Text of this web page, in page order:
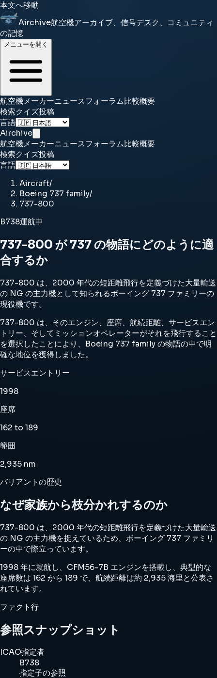
本文へ移動
Airchive航空機アーカイブ、信号デスク、コミュニティ
の記憶
メニューを開く
航空機メーカーニュースフォーラム比較概要
検索クイズ投稿
言語
Airchive
航空機メーカーニュースフォーラム比較概要
検索クイズ投稿
言語
Aircraft/
Boeing 737 family/
737-800
B738運航中
737-800 が 737 の物語にどのように適
合するか
737-800 は、2000 年代の短距離飛行を定義づけた大量輸送
の NG の主力機として知られるボーイング 737 ファミリーの
現役機です。
737-800 は、そのエンジン、座席、航続距離、サービスエン
トリー、そしてミッションオペレーターがそれを飛行すること
を選択したことにより、Boeing 737 family の物語の中で明
確な地位を獲得しました。
サービスエントリー
1998
座席
162 to 189
範囲
2,935 nm
バリアントの歴史
なぜ家族から枝分かれするのか
737-800 は、2000 年代の短距離飛行を定義づけた大量輸送
の NG の主力機を捉えているため、ボーイング 737 ファミリ
ーの中で際立っています。
1998 年に就航し、CFM56-7B エンジンを搭載し、典型的な
座席数は 162 から 189 で、航続距離は約 2,935 海里と公表さ
れています。
ファクト行
参照スナップショット
ICAO指定者
B738
指定子の参照